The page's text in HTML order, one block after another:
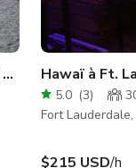
de manoir
Hawaï à Ft.
5.0 (3)
Fort Lauderdale,
$215 USD/h